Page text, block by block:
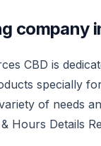
company
CBD is
specially
of needs
Hours Details